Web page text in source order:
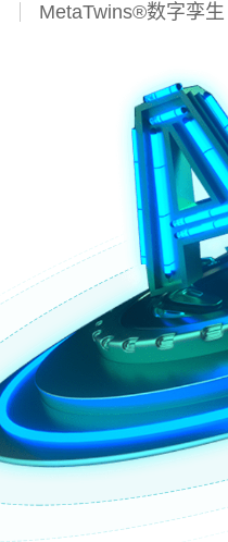
MetaTwins®数字孪生